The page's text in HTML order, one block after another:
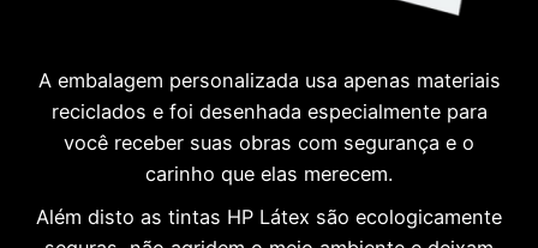
A embalagem personalizada usa apenas materiais
reciclados e foi desenhada especialmente para
você receber suas obras com segurança e o
carinho que elas merecem.
Além disto as tintas HP Látex são ecologicamente